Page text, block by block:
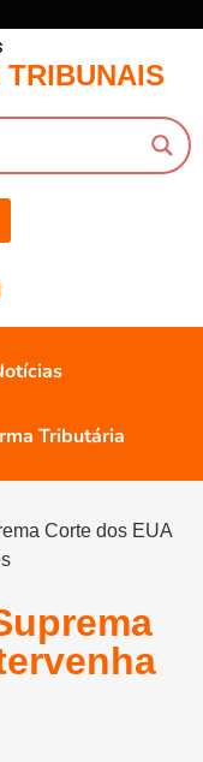
TRIBUNAIS
Tributária
Corte dos EUA